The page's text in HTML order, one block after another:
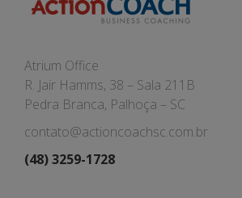
Atrium Office
R. Jair Hamms, 38 – Sala 211B
Pedra Branca, Palhoça – SC
contato@actioncoachsc.com.br
(48) 3259-1728